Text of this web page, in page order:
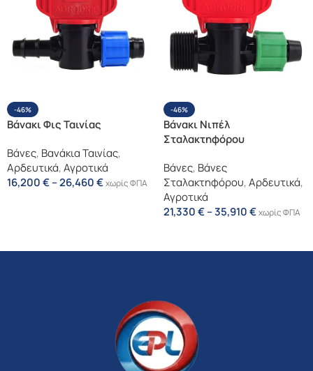
-46%
Βάνακι Φις Ταινίας
Βάνες, Βανάκια Ταινίας,
Αρδευτικά,Αγροτικά
16,200€–26,460€χωρίς ΦΠΑ
-46%
Βάνακι Νιπέλ
Σταλακτηφόρου
Βάνες, Βάνες
Σταλακτηφόρου,Αρδευτικά,
Αγροτικά
21,330€–35,910€χωρίς ΦΠΑ